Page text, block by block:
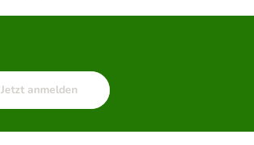
Jetzt anmelden